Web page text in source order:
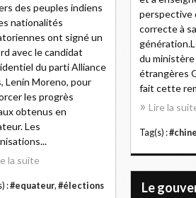
perspective
correcte à
du
étrangères
fait cette
Lire la
Tag(s) :#chine
des peuples indiens
nationalités
ont signé un
avec le candidat
du parti Alliance
Lenín Moreno, pour
les progrès
obtenus en
Les
la suite
:#equateur, #élections
Le